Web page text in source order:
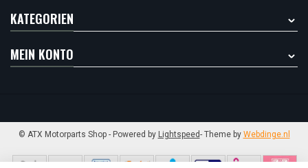
KATEGORIEN
MEIN KONTO
© ATX Motorparts Shop - Powered by Lightspeed- Theme by Webdinge.nl